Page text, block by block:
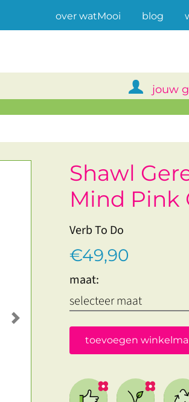
over watMooi(current)
blog
jouw
Next
Shawl
Mind Pink
Verb To Do
€49,90
maat:
toevoegen